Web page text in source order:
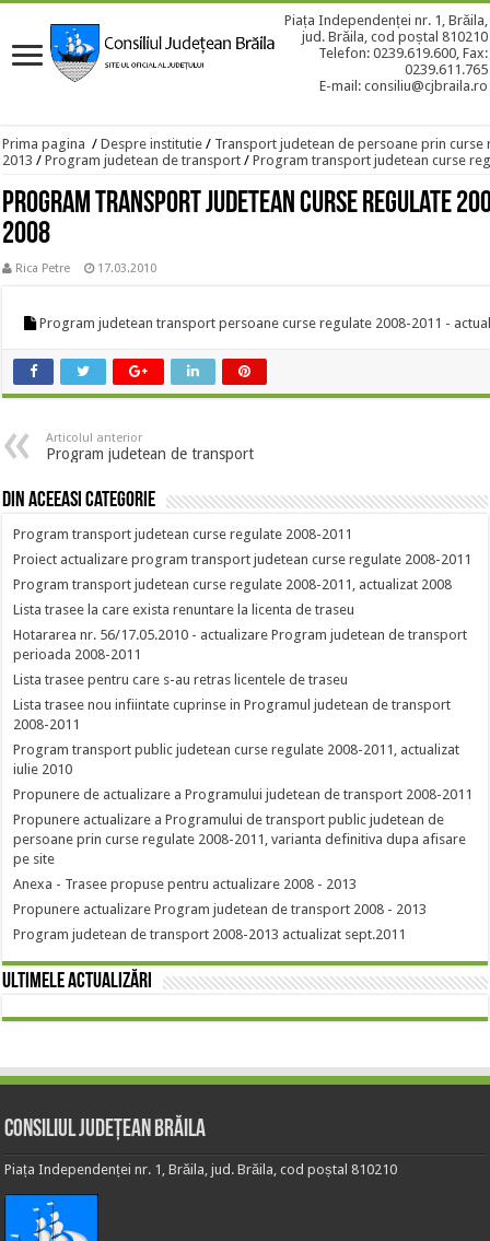
Piața Independenței nr. 1, Brăila,
jud. Brăila, cod poștal 810210
Telefon: 0239.619.600, Fax:
0239.611.765
E-mail: consiliu@cjbraila.ro
Prima pagina / Despre institutie / Transport judetean de persoane prin curse
2013 / Program judetean de transport / Program transport judetean curse
Program transport judetean curse regulate
2008
Rica Petre 17.03.2010
Program judetean transport persoane curse regulate 2008-2011 -
Articolul anterior
Program judetean de transport
Din aceeasi categorie
Program transport judetean curse regulate 2008-2011
Proiect actualizare program transport judetean curse regulate 2008-2011
Program transport judetean curse regulate 2008-2011, actualizat 2008
Lista trasee la care exista renuntare la licenta de traseu
Hotararea nr. 56/17.05.2010 - actualizare Program judetean de transport
perioada 2008-2011
Lista trasee pentru care s-au retras licentele de traseu
Lista trasee nou infiintate cuprinse in Programul judetean de transport
2008-2011
Program transport public judetean curse regulate 2008-2011, actualizat
iulie 2010
Propunere de actualizare a Programului judetean de transport 2008-2011
Propunere actualizare a Programului de transport public judetean de
persoane prin curse regulate 2008-2011, varianta definitiva dupa afisare
pe site
Anexa - Trasee propuse pentru actualizare 2008 - 2013
Propunere actualizare Program judetean de transport 2008 - 2013
Program judetean de transport 2008-2013 actualizat sept.2011
Ultimele actualizări
Consiliul Județean Brăila
Piața Independenței nr. 1, Brăila, jud. Brăila, cod poștal 810210